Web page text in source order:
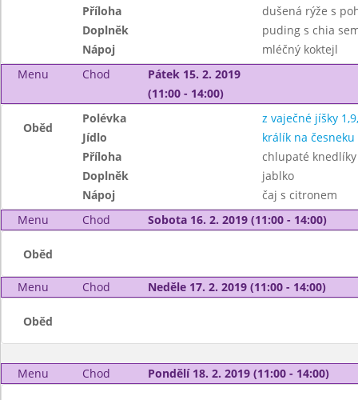
Příloha
dušená rýže s
Doplněk
puding s chia
Nápoj
mléčný koktejl
Menu
Chod
Pátek 15. 2. 2019
(11:00 - 14:00)
Oběd
Polévka
z vaječné jíšky
Jídlo
králík na česneku
Příloha
chlupaté
Doplněk
jablko
Nápoj
čaj s citronem
Menu
Chod Sobota 16. 2. 2019 (11:00 - 14:00)
Oběd
Menu Chod Neděle 17. 2. 2019 (11:00 - 14:00)
Oběd
Menu Chod Pondělí 18. 2. 2019 (11:00 - 14:00)